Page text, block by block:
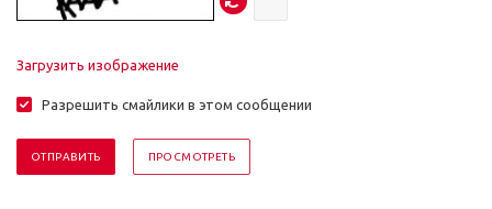
Загрузить изображение
Разрешить смайлики в этом сообщении